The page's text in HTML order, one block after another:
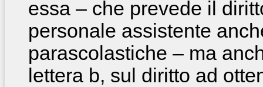
essa – che prevede il
personale assistente
parascolastiche – ma
lettera b, sul diritto ad